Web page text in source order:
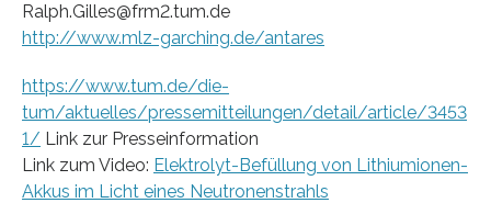
Ralph.Gilles@frm2.tum.de
http://www.mlz-garching.de/antares
https://www.tum.de/die-
tum/aktuelles/pressemitteilungen/detail/article/3453
1/ Link zur Presseinformation
Link zum Video: Elektrolyt-Befüllung von Lithiumionen-
Akkus im Licht eines Neutronenstrahls